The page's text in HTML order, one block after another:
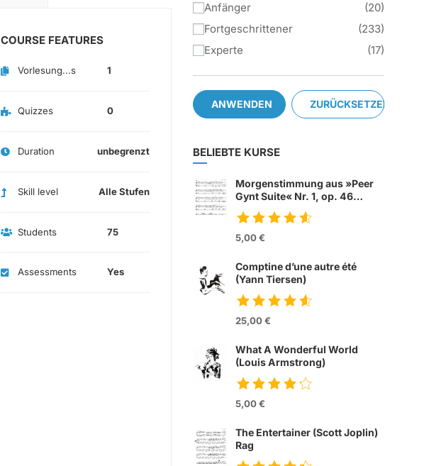
COURSE FEATURES
Vorlesung...s 1
Quizzes 0
Duration unbegrenzt
Skill level Alle Stufen
Students 75
Assessments Yes
Anfänger
20
Fortgeschrittener
233
Experte
17
ANWENDEN ZURÜCKSETZEN
BELIEBTE KURSE
Morgenstimmung aus »Peer
Gynt Suite« Nr. 1, op. 46
(Edvard Grieg)
5,00 €
Comptine d’une autre été
(Yann Tiersen)
from movie »Die
fabelhafte Welt der
25,00 €
What A Wonderful World
(Louis Armstrong)
5,00 €
The Entertainer (Scott Joplin)
Rag